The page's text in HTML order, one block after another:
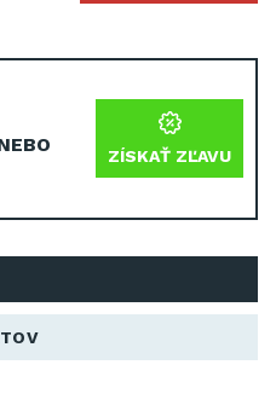
ZÍSKAŤ ZĽAVU